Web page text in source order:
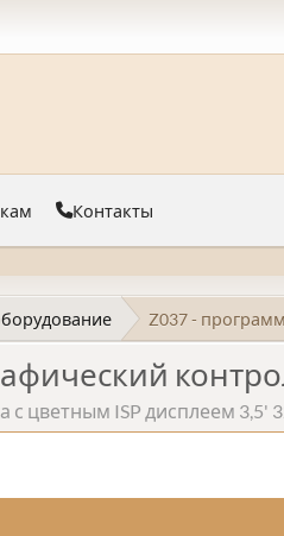
Контакты
Z037 -
цветным ISP дисплеем 3,5'